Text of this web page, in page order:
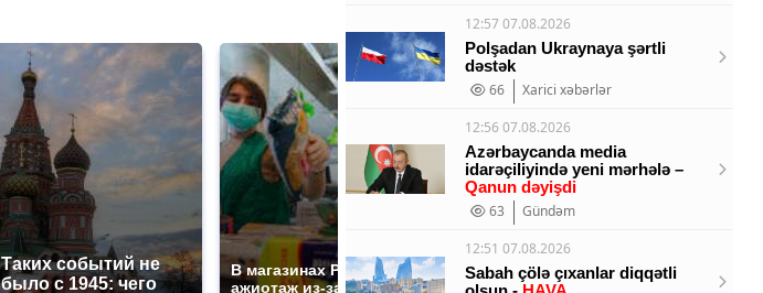
Таких событий не
было с 1945: чего
В магазинах России
ажиотаж из-за этого
СМИ: В Химках на
полицейскую
машину напали и
12:57 07.08.2026
Polşadan Ukraynaya şərtli
dəstək
66
Xarici xəbərlər
12:56 07.08.2026
Azərbaycanda media
idarəçiliyində yeni mərhələ –
Qanun dəyişdi
63
Gündəm
12:51 07.08.2026
Sabah çölə çıxanlar diqqətli